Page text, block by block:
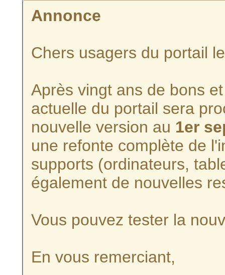
Annonce
Chers usagers du portail
Après vingt ans de bons
actuelle du portail sera
nouvelle version au 1er
une refonte complète de
supports (ordinateurs,
également de nouvelles
Vous pouvez tester la
En vous remerciant,